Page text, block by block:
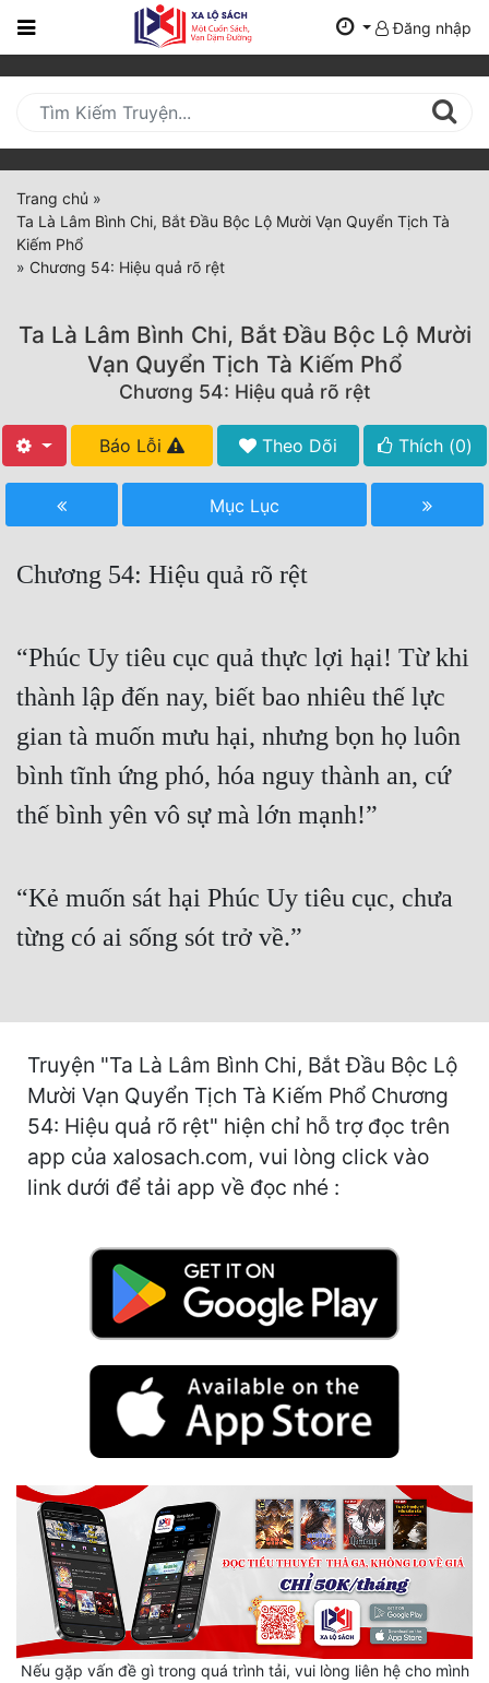
Trang
Mới
Cập
Nhật
(current)
BXH
Hoàn Thành
Free
Hậu Cung
Truyện Dịch
Truyện Nhập Môn
Truyện ngắn
Xa Lộ Dịch
Cạnh Kỹ
Cổ Tiên Hiệp
Dị Giới
Dị Năng
Góc Nhìn Nam
Huyền Huyễn
Hệ Thống
Học Đường
Khoa Huyễn
Khoa Huyễn Không Gian
Đăng nhập
Trang chủ »
Ta Là Lâm Bình Chi, Bắt Đầu Bộc Lộ Mười Vạn Quyển Tịch Tà
Kiếm Phổ
» Chương 54: Hiệu quả rõ rệt
Ta Là Lâm Bình Chi, Bắt Đầu Bộc Lộ Mười
Vạn Quyển Tịch Tà Kiếm Phổ
Chương 54: Hiệu quả rõ rệt
Báo Lỗi Theo Dõi Thích (0)
Mục Lục
Chương 54: Hiệu quả rõ rệt
“Phúc Uy tiêu cục quả thực lợi hại! Từ khi
thành lập đến nay, biết bao nhiêu thế lực
gian tà muốn mưu hại, nhưng bọn họ luôn
bình tĩnh ứng phó, hóa nguy thành an, cứ
thế bình yên vô sự mà lớn mạnh!”
“Kẻ muốn sát hại Phúc Uy tiêu cục, chưa
từng có ai sống sót trở về.”
Truyện "Ta Là Lâm Bình Chi, Bắt Đầu Bộc Lộ
Mười Vạn Quyển Tịch Tà Kiếm Phổ Chương
54: Hiệu quả rõ rệt" hiện chỉ hỗ trợ đọc trên
app của xalosach.com, vui lòng click vào
link dưới để tải app về đọc nhé :
Nếu gặp vấn đề gì trong quá trình tải, vui lòng liên hệ cho mình